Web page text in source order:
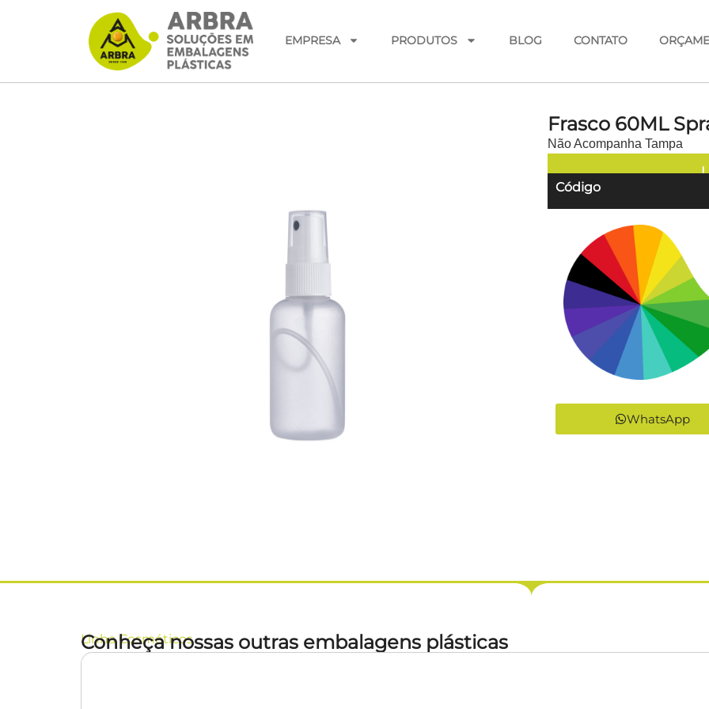
EMPRESA PRODUTOS BLOG CONTATO
Frasco 60ML
Não Acompanha Tampa
Código
WhatsApp
LinhaCosméticos
Conheça nossas outras embalagens plásticas